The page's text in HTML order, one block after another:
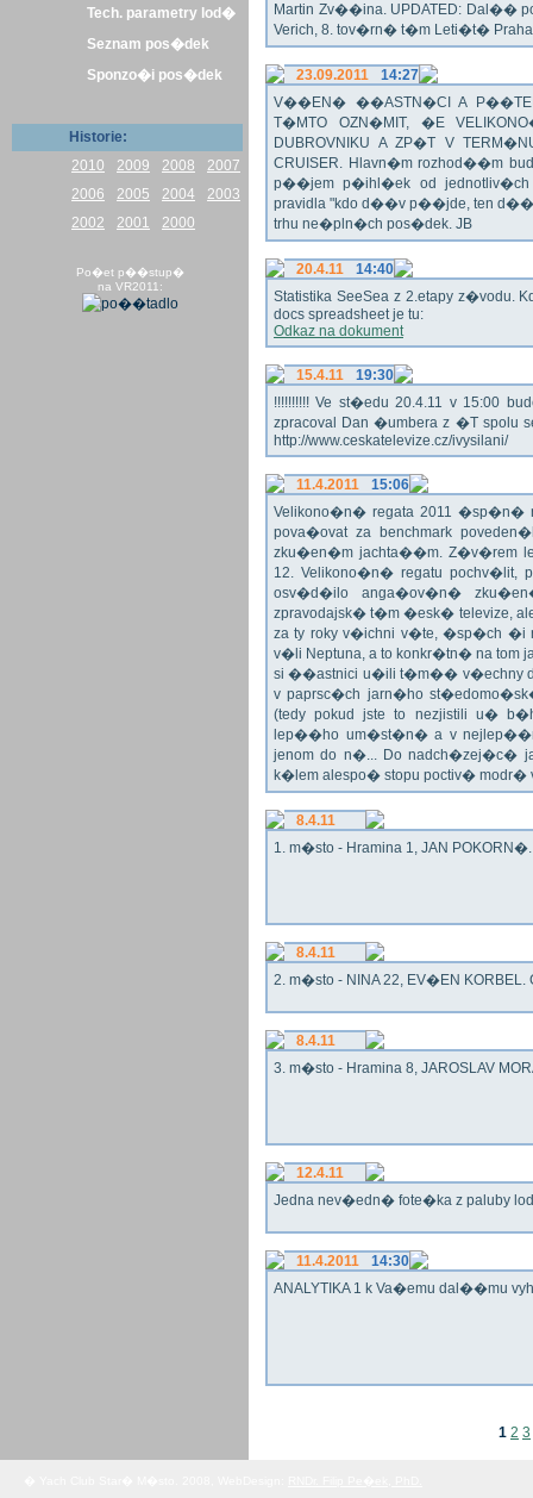
Tech. parametry lod�
Seznam pos�dek
Sponzo�i pos�dek
Historie:
2010
2009 2008
2007
2006
2005 2004
2003
2002
2001 2000
Po�et p��stup�
na VR2011:
Martin Zv��ina. UPDATED: Dal��
Verich, 8. tov�rn� t�m Leti�t� Praha
23.09.2011
14:27
V��EN� ��ASTN�CI A
T�MTO OZN�MIT, �E
DUBROVNIKU A ZP�T V
CRUISER. Hlavn�m rozhod��m
p��jem p�ihl�ek od
pravidla "kdo d��v p��jde, ten
trhu ne�pln�ch pos�dek. JB
20.4.11
14:40
Statistika SeeSea z 2.etapy z�vodu.
docs spreadsheet je tu:
Odkaz na dokument
15.4.11
19:30
!!!!!!!!!! Ve st�edu 20.4.11 v 15:00
zpracoval Dan �umbera z �T spolu
http://www.ceskatelevize.cz/ivysilani/
11.4.2011
15:06
Velikono�n� regata 2011 �sp�n�
pova�ovat za benchmark
zku�en�m jachta��m. Z�v�rem
12. Velikono�n� regatu
osv�d�ilo anga�ov�n�
zpravodajsk� t�m �esk� televize,
za ty roky v�ichni v�te, �sp�ch
v�li Neptuna, a to konkr�tn� na tom
si ��astnici u�ili t�m�� v�echny
v paprsc�ch jarn�ho
(tedy pokud jste to nezjistili u�
lep��ho um�st�n� a v
jenom do n�... Do nadch�zej�c�
k�lem alespo� stopu poctiv�
8.4.11
1. m�sto - Hramina 1, JAN
8.4.11
2. m�sto - NINA 22, EV�EN KORBEL.
8.4.11
3. m�sto - Hramina 8, JAROSLAV
12.4.11
Jedna nev�edn� fote�ka z paluby
11.4.2011
14:30
ANALYTIKA 1 k Va�emu dal��mu
1 2 3